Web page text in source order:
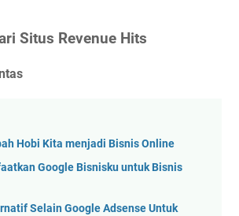
Situs Revenue Hits
Hobi Kita menjadi Bisnis Online
Google Bisnisku untuk Bisnis
Selain Google Adsense Untuk